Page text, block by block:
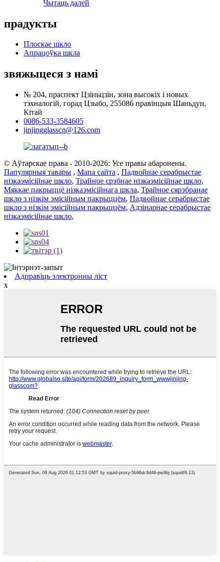
Чытаць далей
прадукты
Плоскае шкло
Апрацоўка шкла
звяжыцеся з намі
№ 204, праспект Цзіньцзін, зона высокіх і новых
тэхналогій, горад Цзыбо, 255086 правінцыя Шаньдун,
Кітай
0086-533-3584605
jinjingglasscn@126.com
© Аўтарскае права - 2010-2026: Усе правы абаронены.
Папулярныя тавары , Мапа сайта , Падвойнае серабрыстае
нізкаэмісійнае шкло, Трайное срэбнае нізкаэмісійнае шкло,
Мяккае пакрыццё нізкаэмісійнага шкла, Трайное сярэбранае
шкло з нізкім эмісійным пакрыццём, Падвойнае серабрыстае
шкло з нізкім эмісійным пакрыццём, Адзінарнае серабрыстае
нізкаэмісійнае шкло,
Адправіць электронны ліст
x